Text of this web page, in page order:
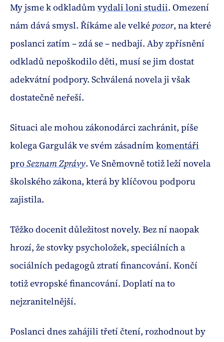
My jsme k odkladům vydali loni studii. Omezení
nám dává smysl. Říkáme ale velké pozor, na které
poslanci zatím – zdá se – nedbají. Aby zpřísnění
odkladů nepoškodilo děti, musí se jim dostat
adekvátní podpory. Schválená novela ji však
dostatečně neřeší.
Situaci ale mohou zákonodárci zachránit, píše
kolega Gargulák ve svém zásadním komentáři
proSeznam Zprávy. Ve Sněmovně totiž leží novela
školského zákona, která by klíčovou podporu
zajistila.
Těžko docenit důležitost novely. Bez ní naopak
hrozí, že stovky psycholožek, speciálních a
sociálních pedagogů ztratí financování. Končí
totiž evropské financování. Doplatí na to
nejzranitelnější.
Poslanci dnes zahájili třetí čtení, rozhodnout by